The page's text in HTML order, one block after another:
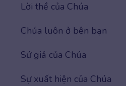
Lời thề của Chúa
Chúa luôn ở bên bạn
Sứ giả của Chúa
Sự xuất hiện của Chúa